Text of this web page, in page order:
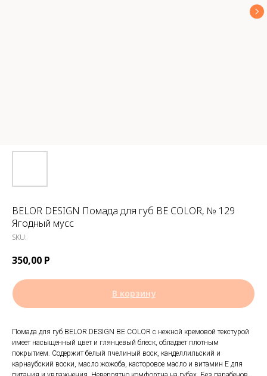
BELOR DESIGN Помада для губ BE COLOR, № 129
Ягодный мусс
SKU:
350,00 Р
В корзину
Помада для губ BELOR DESIGN BE COLOR с нежной кремовой текстурой
имеет насыщенный цвет и глянцевый блеск, обладает плотным
покрытием. Содержит белый пчелиный воск, канделлильский и
карнаубский воски, масло жожоба, касторовое масло и витамин Е для